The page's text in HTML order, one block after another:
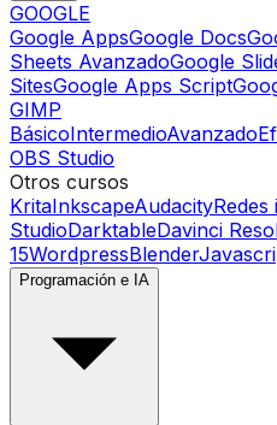
GOOGLE
Google AppsGoogle Docs
Sheets AvanzadoGoogle
SitesGoogle Apps Script
GIMP
BásicoIntermedioAvanzado
OBS Studio
Otros cursos
KritaInkscapeAudacity
StudioDarktableDavinci
15WordpressBlender
Programación e IA